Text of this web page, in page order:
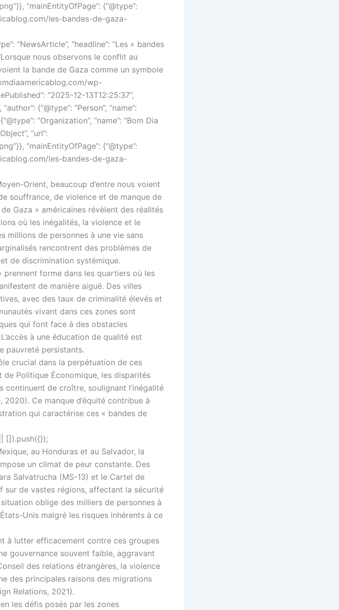
“mainEntityOfPage”: {“@type”:
les-bandes-de-gaza-
“NewsArticle”, “headline”: “Les « bandes
nous observons le conflit au
la bande de Gaza comme un symbole
wp-
“2025-12-13T12:25:37”,
{“@type”: “Person”, “name”:
“Organization”, “name”: “Bom Dia
“url”:
“mainEntityOfPage”: {“@type”:
les-bandes-de-gaza-
Orient, beaucoup d’entre nous voient
souffrance, de violence et de manque de
Gaza » américaines révèlent des réalités
où les inégalités, la violence et le
millions de personnes à une vie sans
rencontrent des problèmes de
de discrimination systémique.
prennent forme dans les quartiers où les
de manière aiguë. Des villes
avec des taux de criminalité élevés et
vivant dans ces zones sont
qui font face à des obstacles
à une éducation de qualité est
pauvreté persistants.
crucial dans la perpétuation de ces
Politique Économique, les disparités
continuent de croître, soulignant l’inégalité
Ce manque d’équité contribue à
qui caractérise ces « bandes de
[]).push({});
au Honduras et au Salvador, la
un climat de peur constante. Des
Salvatrucha (MS-13) et le Cartel de
de vastes régions, affectant la sécurité
oblige des milliers de personnes à
Unis malgré les risques inhérents à ce
à lutter efficacement contre ces groupes
gouvernance souvent faible, aggravant
des relations étrangères, la violence
des principales raisons des migrations
Relations, 2021).
les défis posés par les zones